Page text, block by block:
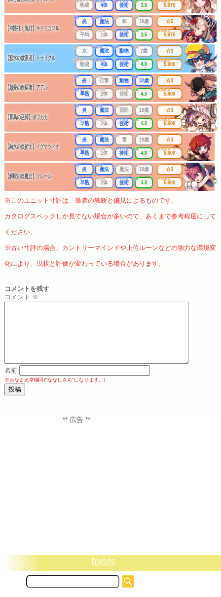
晩成 4体 後衛 3.5 5.075
【神路往く鬼灯】キクミコマル
属性
炎
武器種
魔法
出身
和
年齢
19歳
成長タイプ
平均
同時攻撃
1体
リーチ区分
後衛
連携
3.5
レア
☆5
最大防護力
5.075
【彩水の放浪者】トゥリクル
属性
水
武器種
魔法
出身
動物
年齢
7歳
成長タイプ
晩成
同時攻撃
4体
リーチ区分
後衛
連携
4.0
レア
☆3
最大防護力
5.000
【越愛の疾駆者】アデル
属性
炎
武器種
打撃
出身
動物
年齢
32歳
成長タイプ
早熟
同時攻撃
2体
リーチ区分
前衛
連携
4.0
レア
☆3
最大防護力
5.000
【尊鳥の巫師】ポワカカ
属性
炎
武器種
魔法
出身
西部
年齢
18歳
成長タイプ
早熟
同時攻撃
2体
リーチ区分
後衛
連携
4.0
レア
☆3
最大防護力
5.000
【融氷の炎術士】イグナツィオ
属性
炎
武器種
魔法
出身
雪
年齢
19歳
成長タイプ
早熟
同時攻撃
1体
リーチ区分
後衛
連携
4.0
レア
☆3
最大防護力
5.000
【解呪の炎魔女】クレール
属性
炎
武器種
魔法
出身
魔法
年齢
18歳
成長タイプ
早熟
同時攻撃
2体
リーチ区分
後衛
連携
4.0
レア
☆3
最大防護力
5.000
※このユニット寸評は、筆者の独断と偏見によるものです。
カタログスペックしか見てない場合が多いので、あくまで参考程度にして
ください。
※古い寸評の場合、カントリーマインドや上位ルーンなどの強力な環境変
化により、現状と評価が変わっている場合があります。
コメントを残す
コメント ※
名前
※おなまえ空欄可("ななしさん"になります。)
** 広告 **
tools
サ
イ